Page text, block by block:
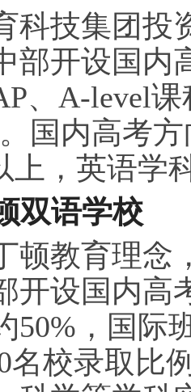
科技集团投
部开设国内
、A-level
国内高考
上，英语学
双语学校
顿教育理念
开设国内高
50%，国际
名校录取比